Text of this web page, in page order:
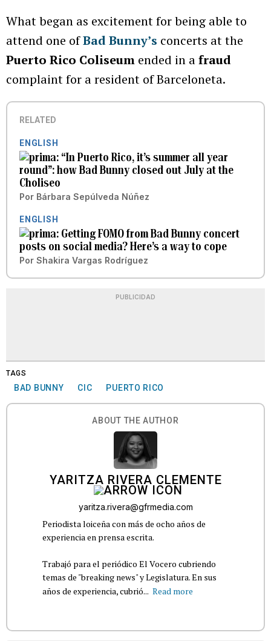
What began as excitement for being able to
attend one ofBad Bunny’s concerts at the
Puerto Rico Coliseum ended in afraud
complaint for a resident of Barceloneta.
RELATED
ENGLISH
“In Puerto Rico, it’s summer all year
round”: how Bad Bunny closed out July at the
Choliseo
Por Bárbara Sepúlveda Núñez
ENGLISH
Getting FOMO from Bad Bunny concert
posts on social media? Here’s a way to cope
Por Shakira Vargas Rodríguez
PUBLICIDAD
TAGS
BAD BUNNY CIC PUERTO RICO
ABOUT THE AUTHOR
YARITZA RIVERA CLEMENTE
yaritza.rivera@gfrmedia.com
Periodista loiceña con más de ocho años de
experiencia en prensa escrita.
Trabajó para el periódico El Vocero cubriendo
temas de "breaking news" y Legislatura. En sus
años de experiencia, cubrió... Read more